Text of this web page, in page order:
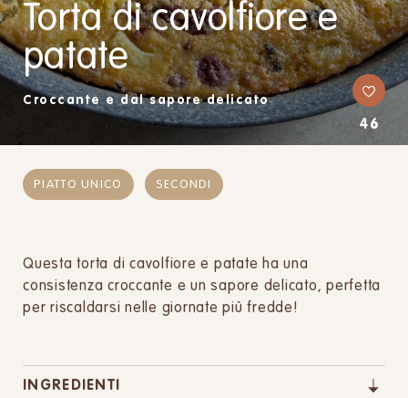
Torta di cavolfiore e
patate
Croccante e dal sapore delicato
46
PIATTO UNICO SECONDI
Questa torta di cavolfiore e patate ha una
consistenza croccante e un sapore delicato, perfetta
per riscaldarsi nelle giornate più fredde!
INGREDIENTI